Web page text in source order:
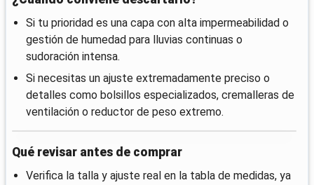
Si tu prioridad es una capa con alta impermeabilidad o
gestión de humedad para lluvias continuas o
sudoración intensa.
Si necesitas un ajuste extremadamente preciso o
detalles como bolsillos especializados, cremalleras de
ventilación o reductor de peso extremo.
Qué revisar antes de comprar
Verifica la talla y ajuste real en la tabla de medidas, ya